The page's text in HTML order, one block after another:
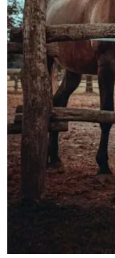
mistična
Spačva